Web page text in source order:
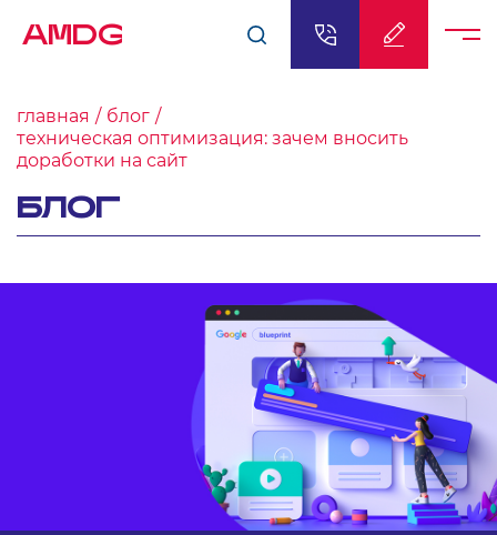
AMDG
главная
блог
техническая оптимизация: зачем вносить
доработки на сайт
БЛОГ